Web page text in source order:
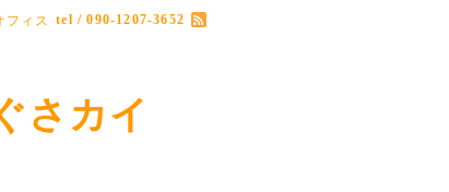
フィス tel / 090-1207-3652
さカイ